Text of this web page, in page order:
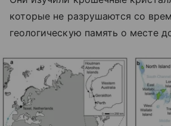
которые не разрушаются со
геологическую память о месте